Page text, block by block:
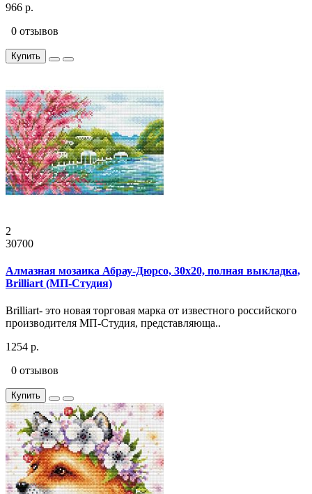
966 р.
0 отзывов
Купить
2
30700
Алмазная мозаика Абрау-Дюрсо, 30x20, полная выкладка,
Brilliart (МП-Студия)
Brilliart- это новая торговая марка от известного российского
производителя МП-Студия, представляюща..
1254 р.
0 отзывов
Купить